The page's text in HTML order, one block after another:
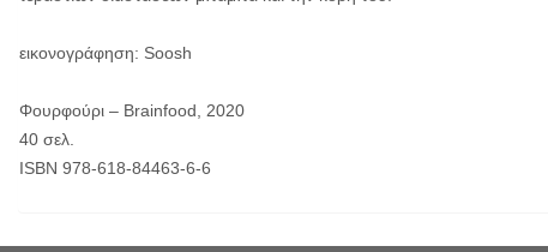
εικονογράφηση: Soosh
Φουρφούρι – Brainfood, 2020
40 σελ.
ISBN 978-618-84463-6-6